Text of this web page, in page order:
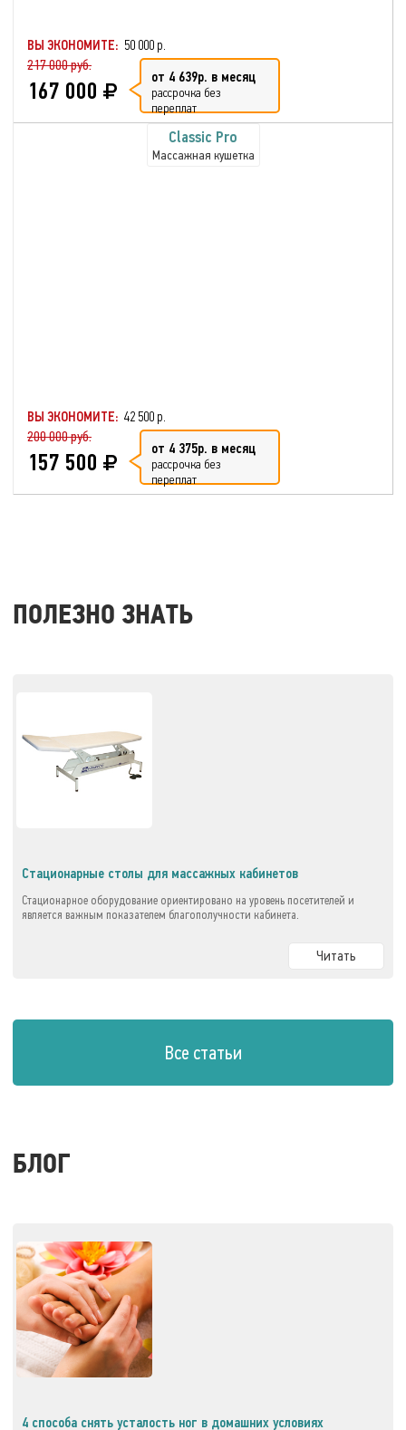
ВЫ ЭКОНОМИТЕ: 50 000 р.
217 000 руб.
167 000 от 4 639р. в месяц
рассрочка без
переплат
Classic Pro
Массажная кушетка
ВЫ ЭКОНОМИТЕ: 42 500 р.
200 000 руб.
157 500 от 4 375р. в месяц
рассрочка без
переплат
ПОЛЕЗНО ЗНАТЬ
Стационарные столы для массажных кабинетов
Стационарное оборудование ориентировано на уровень посетителей и
является важным показателем благополучности кабинета.
Читать
Все статьи
БЛОГ
4 способа снять усталость ног в домашних условиях